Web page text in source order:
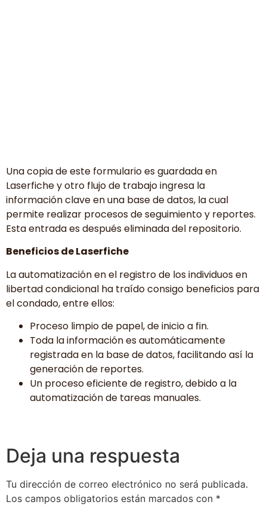
Una copia de este formulario es guardada en
Laserfiche y otro flujo de trabajo ingresa la
información clave en una base de datos, la cual
permite realizar procesos de seguimiento y reportes.
Esta entrada es después eliminada del repositorio.
Beneficios de Laserfiche
La automatización en el registro de los individuos en
libertad condicional ha traído consigo beneficios para
el condado, entre ellos:
Proceso limpio de papel, de inicio a fin.
Toda la información es automáticamente
registrada en la base de datos, facilitando así la
generación de reportes.
Un proceso eficiente de registro, debido a la
automatización de tareas manuales.
Deja una respuesta
Tu dirección de correo electrónico no será publicada.
Los campos obligatorios están marcados con *